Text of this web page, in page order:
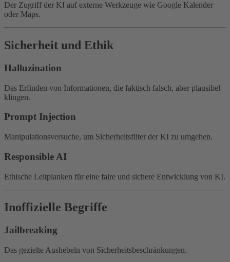
Der Zugriff der KI auf externe Werkzeuge wie Google Kalender
oder Maps.
Sicherheit und Ethik
Halluzination
Das Erfinden von Informationen, die faktisch falsch, aber plausibel
klingen.
Prompt Injection
Manipulationsversuche, um Sicherheitsfilter der KI zu umgehen.
Responsible AI
Ethische Leitplanken für eine faire und sichere Entwicklung von KI.
Inoffizielle Begriffe
Jailbreaking
Das gezielte Aushebeln von Sicherheitsbeschränkungen.